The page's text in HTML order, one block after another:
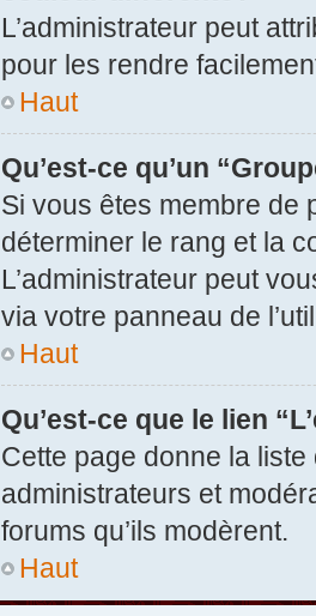
L’administrateur peut
pour les rendre
Haut
Qu’est-ce qu’un
Si vous êtes membre de
déterminer le rang et la
L’administrateur peut
via votre panneau de
Haut
Qu’est-ce que le lien
Cette page donne la
administrateurs et
forums qu’ils modèrent.
Haut